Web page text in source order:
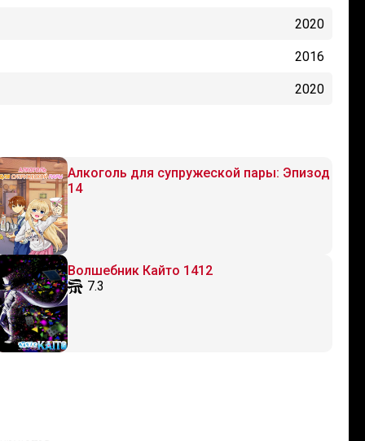
2020
2016
2020
Алкоголь для супружеской пары: Эпизод
14
Волшебник Кайто 1412
7.3